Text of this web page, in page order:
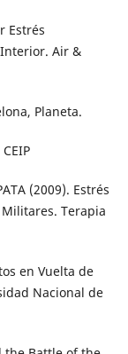
Estrés
Interior. Air &
Planeta.
(2009). Estrés
Terapia
en Vuelta de
Nacional de